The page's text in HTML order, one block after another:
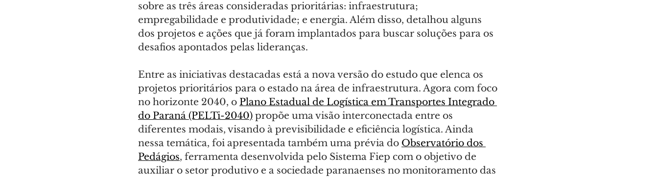
sobre as três áreas consideradas prioritárias: infraestrutura;
empregabilidade e produtividade; e energia. Além disso, detalhou alguns
dos projetos e ações que já foram implantados para buscar soluções para os
desafios apontados pelas lideranças.
Entre as iniciativas destacadas está a nova versão do estudo que elenca os
projetos prioritários para o estado na área de infraestrutura. Agora com foco
no horizonte 2040, o Plano Estadual de Logística em Transportes Integrado
do Paraná (PELTi-2040) propõe uma visão interconectada entre os
diferentes modais, visando à previsibilidade e eficiência logística. Ainda
nessa temática, foi apresentada também uma prévia do Observatório dos
Pedágios, ferramenta desenvolvida pelo Sistema Fiep com o objetivo de
auxiliar o setor produtivo e a sociedade paranaenses no monitoramento das